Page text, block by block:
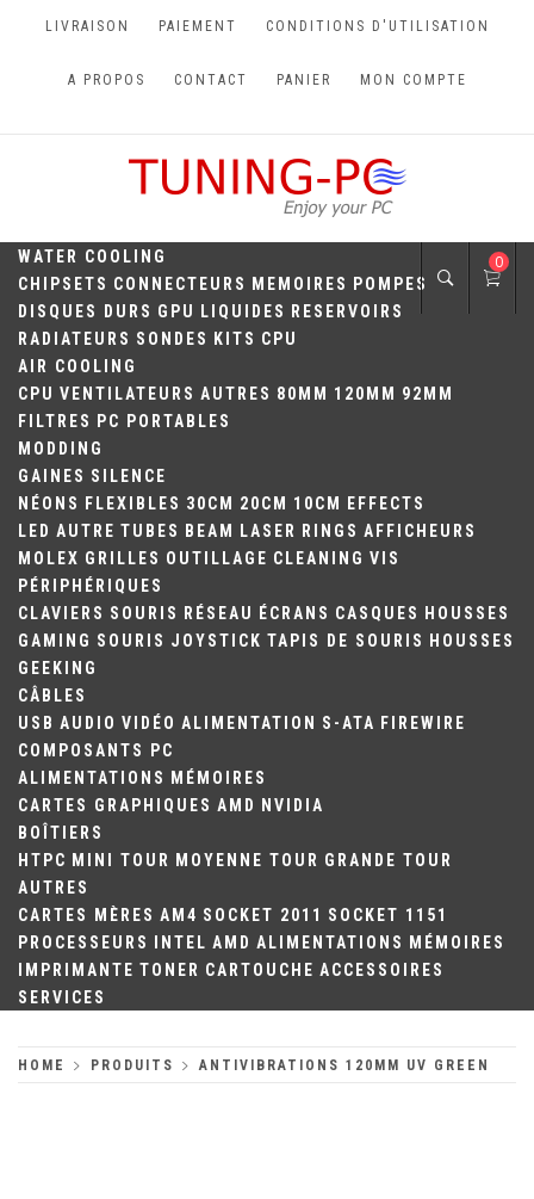
LIVRAISON PAIEMENT CONDITIONS D'UTILISATION
A PROPOS CONTACT PANIER MON COMPTE
TUNING-PC
WATER COOLING
CHIPSETS CONNECTEURS MEMOIRES
POMPES
DISQUES DURS GPU LIQUIDES
RESERVOIRS
RADIATEURS SONDES KITS CPU
AIR COOLING
CPU VENTILATEURS AUTRES 80MM 120MM
92MM
FILTRES
PC PORTABLES
MODDING
GAINES SILENCE
NÉONS
FLEXIBLES 30CM 20CM 10CM
EFFECTS
LED AUTRE TUBES BEAM LASER RINGS AFFICHEURS
MOLEX GRILLES OUTILLAGE CLEANING VIS
PÉRIPHÉRIQUES
CLAVIERS SOURIS RÉSEAU ÉCRANS CASQUES
HOUSSES
GAMING SOURIS JOYSTICK TAPIS DE SOURIS
HOUSSES
GEEKING
CÂBLES
USB AUDIO VIDÉO ALIMENTATION S-ATA FIREWIRE
COMPOSANTS PC
ALIMENTATIONS
MÉMOIRES
CARTES GRAPHIQUES AMD
NVIDIA
BOÎTIERS
HTPC MINI TOUR MOYENNE TOUR GRANDE TOUR
AUTRES
CARTES MÈRES AM4 SOCKET 2011
SOCKET 1151
PROCESSEURS
INTEL AMD ALIMENTATIONS
MÉMOIRES
IMPRIMANTE TONER CARTOUCHE ACCESSOIRES
SERVICES
0
HOME PRODUITS ANTIVIBRATIONS 120MM UV GREEN